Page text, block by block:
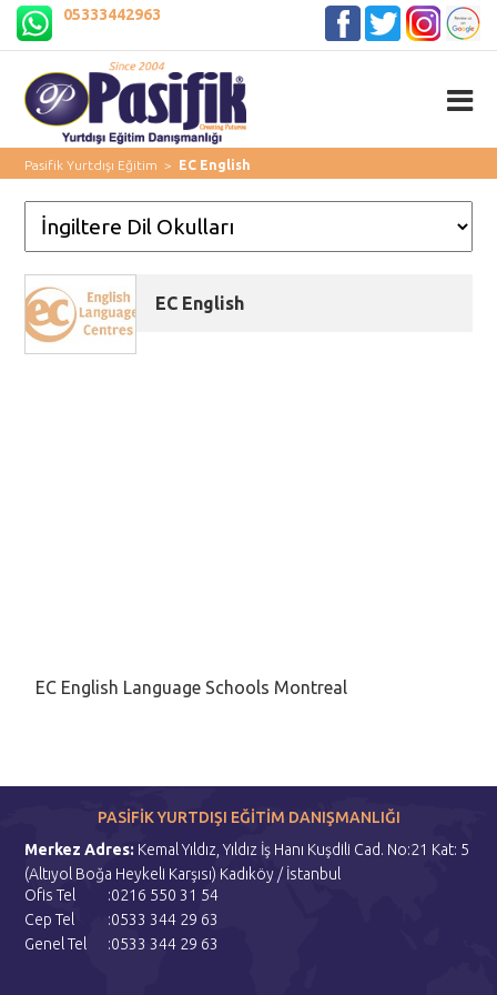
05333442963
Pasifik Yurtdışı Eğitim> EC English
EC English
EC English Language Schools Montreal
PASİFİK YURTDIŞI EĞİTİM DANIŞMANLIĞI
Merkez Adres: Kemal Yıldız, Yıldız İş Hanı Kuşdili Cad. No:21 Kat: 5
(Altıyol Boğa Heykeli Karşısı) Kadıköy / İstanbul
Ofis Tel
:0216 550 31 54
Cep Tel
:0533 344 29 63
Genel Tel
:0533 344 29 63